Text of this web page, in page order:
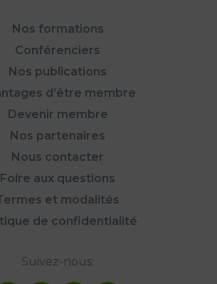
Nos formations
Conférenciers
Nos publications
d’être membre
Devenir membre
Nos partenaires
Nous contacter
Foire aux questions
et modalités
de confidentialité
Suivez-nous: